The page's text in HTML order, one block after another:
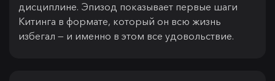
дисциплине. Эпизод показывает первые шаги
Китинга в формате, который он всю жизнь
избегал — и именно в этом все удовольствие.